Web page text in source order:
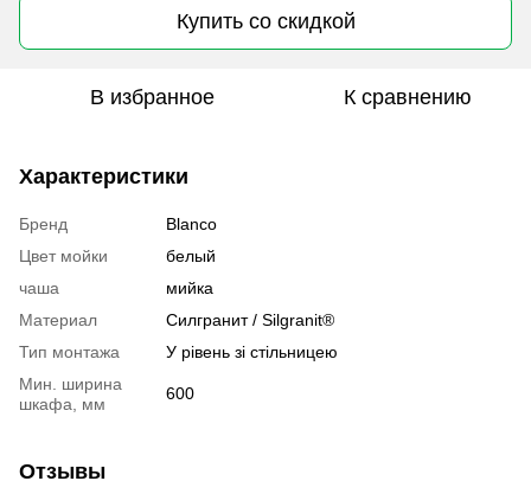
Купить со скидкой
В избранное К сравнению
Характеристики
Бренд
Blanco
Цвет мойки
белый
чаша
мийка
Материал
Cилгранит / Silgranit®
Тип монтажа
У рівень зі стільницею
Мин. ширина
шкафа, мм
600
Отзывы